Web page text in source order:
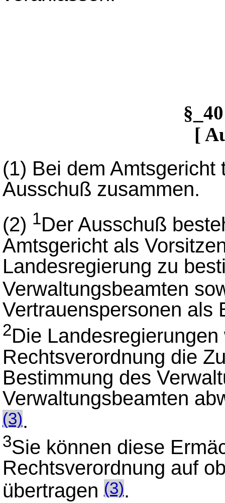
[
(1) Bei dem
Ausschuß zusammen.
(2) 1Der Ausschuß
Amtsgericht als
Landesregierung zu
Verwaltungsbeamten
Vertrauenspersonen als
2Die
Rechtsverordnung die
Bestimmung des
Verwaltungsbeamten
(3).
3Sie können diese
Rechtsverordnung auf
übertragen(3).